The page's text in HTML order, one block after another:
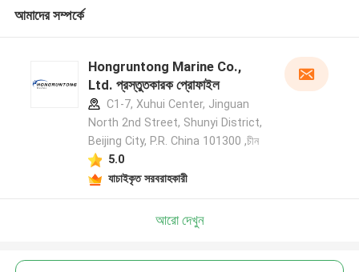
আমাদের সম্পর্কে
Hongruntong Marine Co.,
Ltd. প্রস্তুতকারক প্রোফাইল
C1-7, Xuhui Center, Jinguan
North 2nd Street, Shunyi District,
Beijing City, P.R. China 101300 ,চীন
5.0
যাচাইকৃত সরবরাহকারী
আরো দেখুন